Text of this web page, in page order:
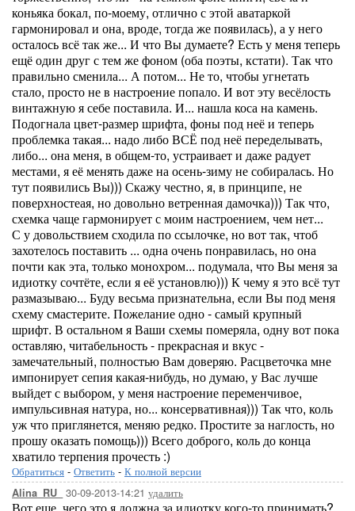
коньяка бокал, по-моему, отлично с этой аватаркой
гармонировал и она, вроде, тогда же появилась), а у него
осталось всё так же... И что Вы думаете? Есть у меня теперь
ещё один друг с тем же фоном (оба поэты, кстати). Так что
правильно сменила... А потом... Не то, чтобы угнетать
стало, просто не в настроение попало. И вот эту весёлость
винтажную я себе поставила. И... нашла коса на камень.
Подогнала цвет-размер шрифта, фоны под неё и теперь
проблемка такая... надо либо ВСЁ под неё переделывать,
либо... она меня, в общем-то, устраивает и даже радует
местами, я её менять даже на осень-зиму не собиралась. Но
тут появились Вы))) Скажу честно, я, в принципе, не
поверхностеая, но довольно ветренная дамочка))) Так что,
схемка чаще гармонирует с моим настроением, чем нет...
С у довольствием сходила по ссылочке, но вот так, чтоб
захотелось поставить ... одна очень понравилась, но она
почти как эта, только монохром... подумала, что Вы меня за
идиотку сочтёте, если я её установлю))) К чему я это всё тут
размазываю... Буду весьма признательна, если Вы под меня
схему смастерите. Пожелание одно - самый крупный
шрифт. В остальном я Ваши схемы померяла, одну вот пока
оставляю, читабельность - прекрасная и вкус -
замечательный, полностью Вам доверяю. Расцветочка мне
импонирует сепия какая-нибудь, но думаю, у Вас лучше
выйдет с выбором, у меня настроение переменчивое,
импульсивная натура, но... консервативная))) Так что, коль
уж что приглянется, меняю редко. Простите за наглость, но
прошу оказать помощь))) Всего доброго, коль до конца
хватило терпения прочесть :)
Обратиться - Ответить - К полной версии
Alina_RU_ 30-09-2013-14:21 удалить